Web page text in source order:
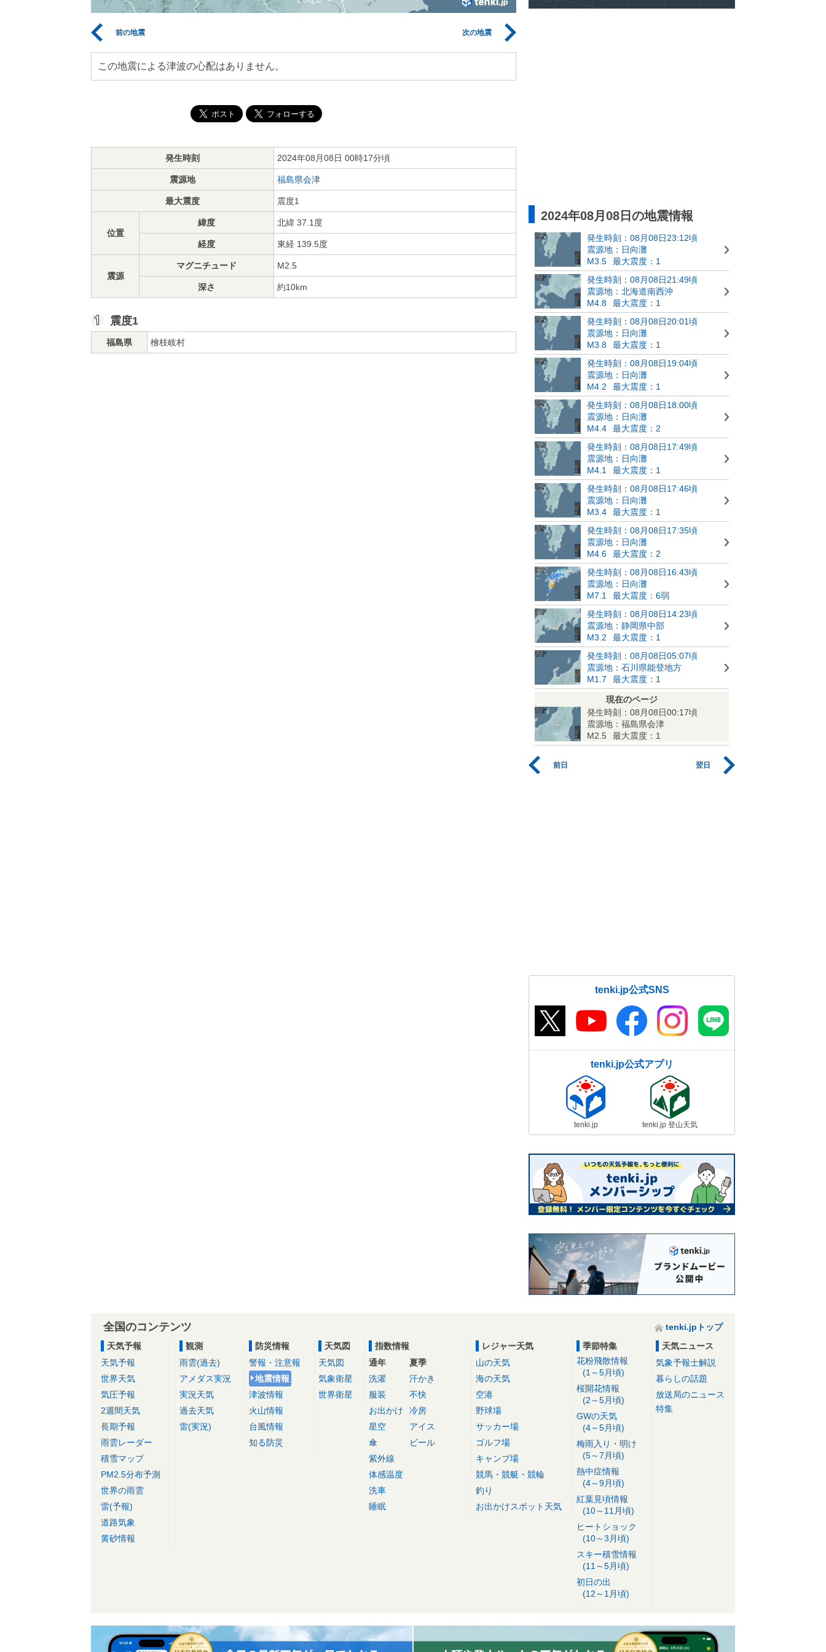
前の地震 次の地震
この地震による津波の心配はありません。
発生時刻 2024年08月08日 00時17分頃
震源地 福島県会津
最大震度 震度1
位置
緯度 北緯 37.1度
経度 東経 139.5度
震源
マグニチュード M2.5
深さ 約10km
震度1
福島県 檜枝岐村
2024年08月08日の地震情報
発生時刻：08月08日23:12頃
震源地：日向灘
M3.5
最大震度：1
発生時刻：08月08日21:49頃
震源地：北海道南西沖
M4.8
最大震度：1
発生時刻：08月08日20:01頃
震源地：日向灘
M3.8
最大震度：1
発生時刻：08月08日19:04頃
震源地：日向灘
M4.2
最大震度：1
発生時刻：08月08日18:00頃
震源地：日向灘
M4.4
最大震度：2
発生時刻：08月08日17:49頃
震源地：日向灘
M4.1
最大震度：1
発生時刻：08月08日17:46頃
震源地：日向灘
M3.4
最大震度：1
発生時刻：08月08日17:35頃
震源地：日向灘
M4.6
最大震度：2
発生時刻：08月08日16:43頃
震源地：日向灘
M7.1
最大震度：6弱
発生時刻：08月08日14:23頃
震源地：静岡県中部
M3.2
最大震度：1
発生時刻：08月08日05:07頃
震源地：石川県能登地方
M1.7
最大震度：1
現在のページ
発生時刻：08月08日00:17頃
震源地：福島県会津
M2.5
最大震度：1
前日 翌日
tenki.jp公式SNS
tenki.jp公式アプリ
tenki.jp tenki.jp 登山天気
全国のコンテンツ
tenki.jpトップ
天気予報
天気予報
世界天気
気圧予報
2週間天気
長期予報
雨雲レーダー
積雪マップ
PM2.5分布予測
世界の雨雲
雷(予報)
道路気象
黄砂情報
観測
雨雲(過去)
アメダス実況
実況天気
過去天気
雷(実況)
防災情報
警報・注意報
地震情報
津波情報
火山情報
台風情報
知る防災
天気図
天気図
気象衛星
世界衛星
指数情報
通年
洗濯
服装
お出かけ
星空
傘
紫外線
体感温度
洗車
睡眠
夏季
汗かき
不快
冷房
アイス
ビール
レジャー天気
山の天気
海の天気
空港
野球場
サッカー場
ゴルフ場
キャンプ場
競馬・競艇・競輪
釣り
お出かけスポット天気
季節特集
花粉飛散情報
(1～5月頃)
桜開花情報
(2～5月頃)
GWの天気
(4～5月頃)
梅雨入り・明け
(5～7月頃)
熱中症情報
(4～9月頃)
紅葉見頃情報
(10～11月頃)
ヒートショック
(10～3月頃)
スキー積雪情報
(11～5月頃)
初日の出
(12～1月頃)
天気ニュース
気象予報士解説
暮らしの話題
放送局のニュース
特集